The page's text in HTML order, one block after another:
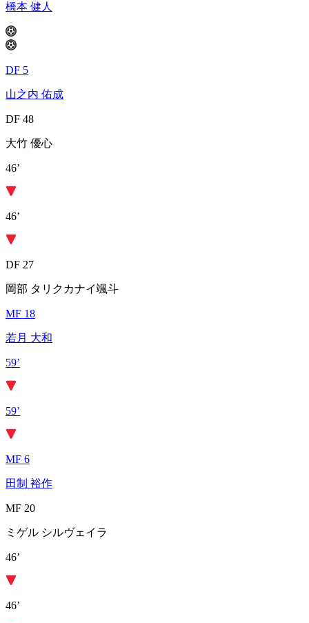
橋本 健人
DF 5
山之内 佑成
DF 48
大竹 優心
46’
46’
DF 27
岡部 タリクカナイ颯斗
MF 18
若月 大和
59’
59’
MF 6
田制 裕作
MF 20
ミゲル シルヴェイラ
46’
46’